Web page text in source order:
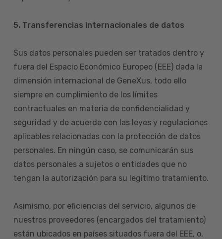
5. Transferencias internacionales de datos
Sus datos personales pueden ser tratados dentro y
fuera del Espacio Económico Europeo (EEE) dada la
dimensión internacional de GeneXus, todo ello
siempre en cumplimiento de los límites
contractuales en materia de confidencialidad y
seguridad y de acuerdo con las leyes y regulaciones
aplicables relacionadas con la protección de datos
personales. En ningún caso, se comunicarán sus
datos personales a sujetos o entidades que no
tengan la autorización para su legítimo tratamiento.
Asimismo, por eficiencias del servicio, algunos de
nuestros proveedores (encargados del tratamiento)
están ubicados en países situados fuera del EEE, o,